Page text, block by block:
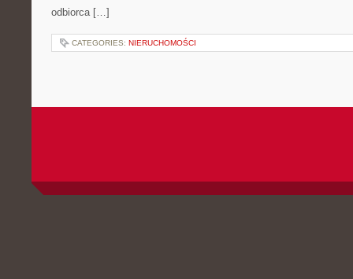
odbiorca […]
CATEGORIES: NIERUCHOMOŚCI